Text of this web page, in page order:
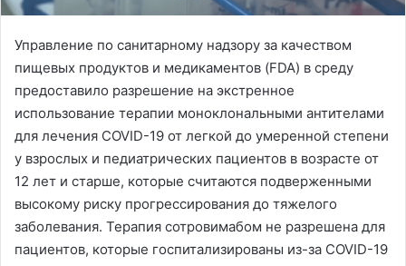
Управление по санитарному надзору за качеством
пищевых продуктов и медикаментов (FDA) в среду
предоставило разрешение на экстренное
использование терапии моноклональными антителами
для лечения COVID-19 от легкой до умеренной степени
у взрослых и педиатрических пациентов в возрасте от
12 лет и старше, которые считаются подверженными
высокому риску прогрессирования до тяжелого
заболевания. Терапия сотровимабом не разрешена для
пациентов, которые госпитализированы из-за COVID-19